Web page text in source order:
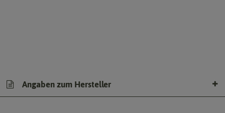
Angaben zum Hersteller